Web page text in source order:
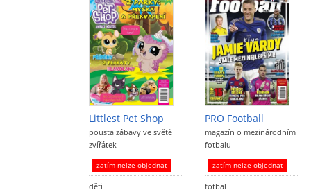
Littlest Pet Shop
pousta zábavy ve světě
zvířátek
zatím nelze objednat
děti
PRO Football
magazín o mezinárodním
fotbalu
zatím nelze objednat
fotbal